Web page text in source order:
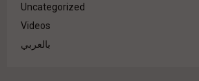
Uncategorized
Videos
بالعربي